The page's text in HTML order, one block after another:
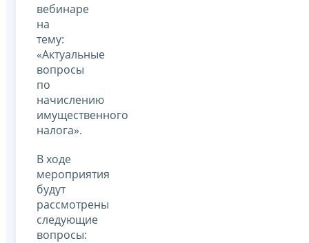
вебинаре
на
тему:
«Актуальные
вопросы
по
начислению
имущественного
налога».
В ходе
мероприятия
будут
рассмотрены
следующие
вопросы: